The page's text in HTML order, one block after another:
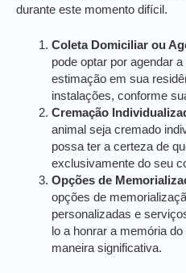
durante este momento difícil.
Coleta Domiciliar ou
pode optar por agendar
estimação em sua
instalações, conforme
Cremação
animal seja cremado
possa ter a certeza de
exclusivamente do seu
Opções de
opções de
personalizadas e
lo a honrar a memória
maneira significativa.